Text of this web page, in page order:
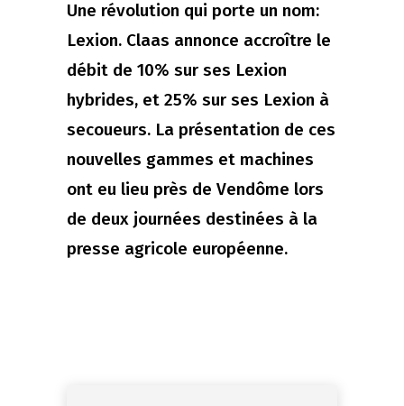
Une révolution qui porte un nom:
Lexion. Claas annonce accroître le
débit de 10% sur ses Lexion
hybrides, et 25% sur ses Lexion à
secoueurs. La présentation de ces
nouvelles gammes et machines
ont eu lieu près de Vendôme lors
de deux journées destinées à la
presse agricole européenne.